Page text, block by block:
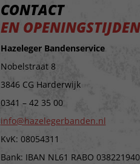
CONTACT
EN OPENINGSTIJDEN
Hazeleger Bandenservice
Nobelstraat 8
3846 CG Harderwijk
0341 – 42 35 00
info@hazelegerbanden.nl
KvK: 08054311
Bank: IBAN NL61 RABO